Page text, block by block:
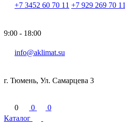
+7 3452 60 70 11 +7 929 269 70 11
9:00 - 18:00
info@aklimat.su
г. Тюмень, Ул. Самарцева 3
0 0
0
Каталог